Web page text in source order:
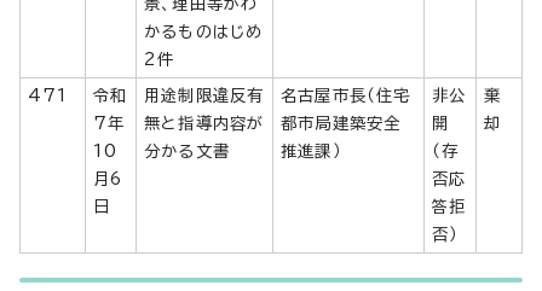
景、理由等がわ
かるものはじめ
2件
471
令和
7年
10
月6
日
用途制限違反有
無と指導内容が
分かる文書
名古屋市長（住宅
都市局建築安全
推進課）
非公
開
（存
否応
答拒
否）
棄
却